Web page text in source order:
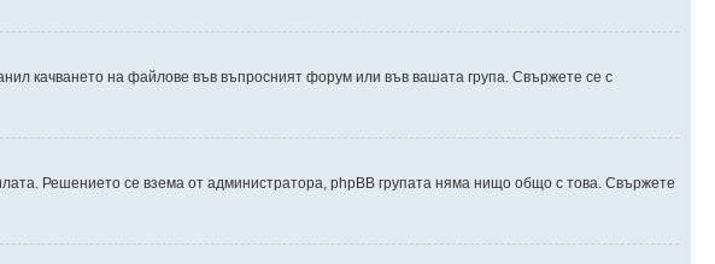
качването на файлове във въпросният форум или във вашата група. Свържете се с
Решението се взема от администратора, phpBB групата няма нищо общо с това. Свържете